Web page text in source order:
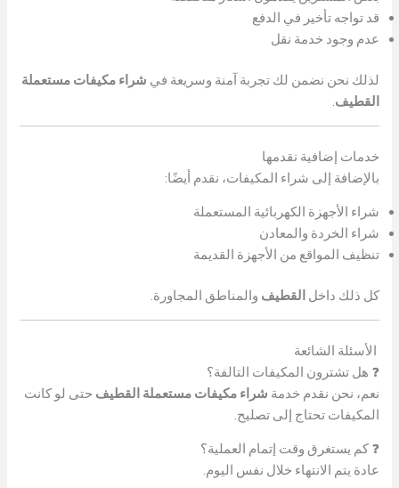
قد تواجه تأخير في الدفع
عدم وجود خدمة نقل
لذلك نحن نضمن لك تجربة آمنة وسريعة في شراء مكيفات مستعملة
القطيف.
خدمات إضافية نقدمها
بالإضافة إلى شراء المكيفات، نقدم أيضًا:
شراء الأجهزة الكهربائية المستعملة
شراء الخردة والمعادن
تنظيف المواقع من الأجهزة القديمة
كل ذلك داخل القطيف والمناطق المجاورة.
الأسئلة الشائعة
❓ هل تشترون المكيفات التالفة؟
نعم، نحن نقدم خدمة شراء مكيفات مستعملة القطيف حتى لو كانت
المكيفات تحتاج إلى تصليح.
❓ كم يستغرق وقت إتمام العملية؟
عادة يتم الانتهاء خلال نفس اليوم.